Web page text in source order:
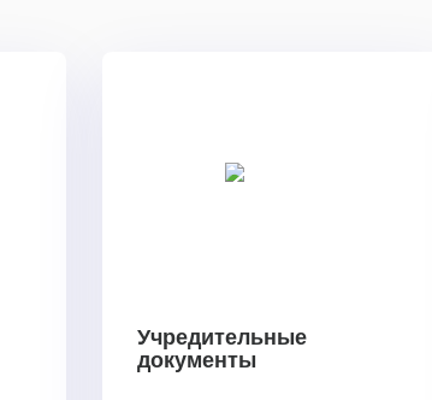
Учредительные
документы